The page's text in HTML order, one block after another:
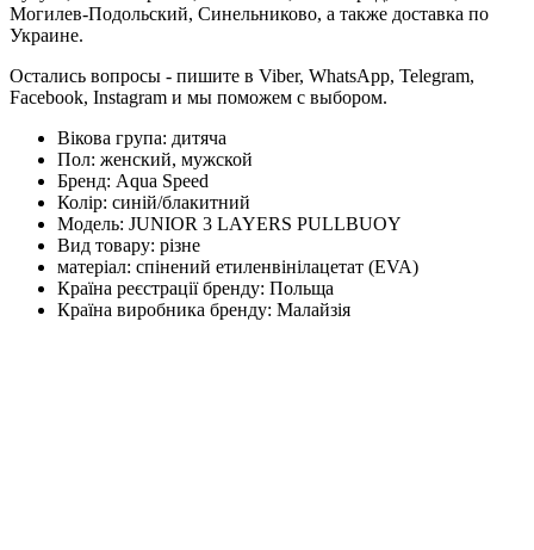
Могилев-Подольский, Синельниково, а также доставка по
Украине.
Остались вопросы - пишите в Viber, WhatsApp, Telegram,
Facebook, Instagram и мы поможем с выбором.
Вікова група: дитяча
Пол: женский, мужской
Бренд: Aqua Speed
Колір: синій/блакитний
Модель: JUNIOR 3 LAYERS PULLBUOY
Вид товару: різне
матеріал: спінений етиленвінілацетат (EVA)
Країна реєстрації бренду: Польща
Країна виробника бренду: Малайзія